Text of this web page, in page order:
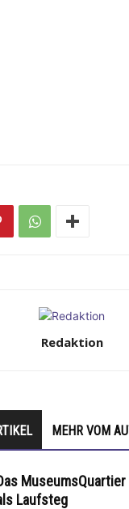
Redaktion
MEHR VOM
Laufsteg